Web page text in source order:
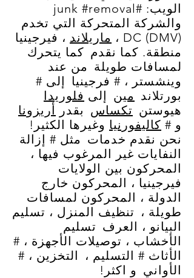
الويب: #junk #removal
والشركة المتحركة التي تخدم
(DMV) DC ،
ماريلاند ، فيرجينيا
منطقة. كما نقدم كما يتحرك
لمسافات طويلة من عند
وينشستر ، # فرجينيا إلى #
بورتلاند مين إلى فلوريدا
هيوستن تكساس بقدر
أريزونا
و # كاليفورنيا وغيرها الكثير!
نحن نقدم خدمات مثل # إزالة
النفايات غير المرغوب فيها ،
المحركون بين الولايات
فيرجينيا ، المحركون خارج
الدولة ، المحركون لمسافات
طويلة ، تنظيف المنزل ، تسليم
البيانو ، العرف تسليم
الأخشاب ، توصيلات الأجهزة ، #
الأثاث # التسليم ،
التخزين ، #
الأواني و اكثر!